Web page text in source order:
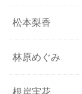
松本梨香
林原めぐみ
根岸実花